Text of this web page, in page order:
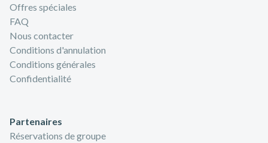
Offres spéciales
FAQ
Nous contacter
Conditions d'annulation
Conditions générales
Confidentialité
Partenaires
Réservations de groupe